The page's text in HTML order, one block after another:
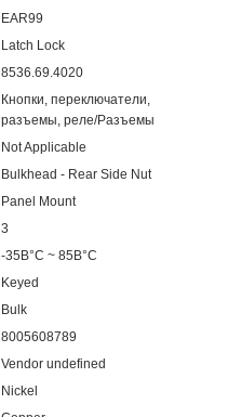
EAR99
Latch Lock
8536.69.4020
Кнопки, переключатели,
разъемы, реле/Разъемы
Not Applicable
Bulkhead - Rear Side Nut
Panel Mount
3
-35В°C ~ 85В°C
Keyed
Bulk
8005608789
Vendor undefined
Nickel